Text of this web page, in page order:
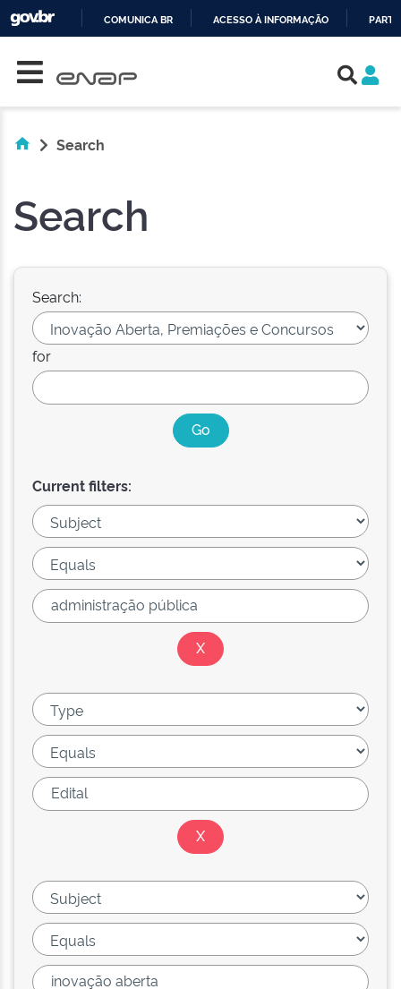
COMUNICA BR ACESSO À INFORMAÇÃO
Search
Search
Search:
for
Current filters: